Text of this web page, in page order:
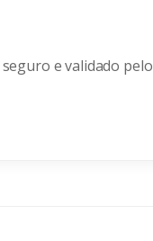
e validado